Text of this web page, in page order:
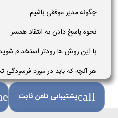
چگونه مدیر موفقی باشیم
نحوه پاسخ دادن به انتقاد همسر
با این روش ها زودتر استخدام شوید
هر آنچه که باید در مورد فرسودگی
callپشتیبانی تلفن ثابت